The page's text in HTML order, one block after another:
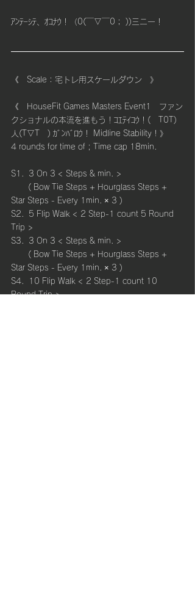
ｱﾝﾃｰｼﾃ、ｵｺﾅｳ！（0(￣▽￣0； ))三ニ一！
《　Scale：宅トレ用スケールダウン　》
《　HouseFit Games Masters Event1　ファン
クショナルの本流を進もう！ｺｴﾃｲｺｳ！(　T0T)
人(T▽T　) ｶﾞﾝﾊﾞﾛｳ！ Midline Stability ! 》
4 rounds for time of ; Time cap 18min.
S1.  3 On 3 < Steps & min. >
Star Steps - Every 1min. × 3 )
S2.  5 Flip Walk < 2 Step-1 count 5 Round
Trip >
S3.  3 On 3 < Steps & min. >
( Bow Tie Steps + Hourglass Steps +
Star Steps - Every 1min. × 3 )
S4.  10 Flip Walk < 2 Step-1 count 10
Round Trip >